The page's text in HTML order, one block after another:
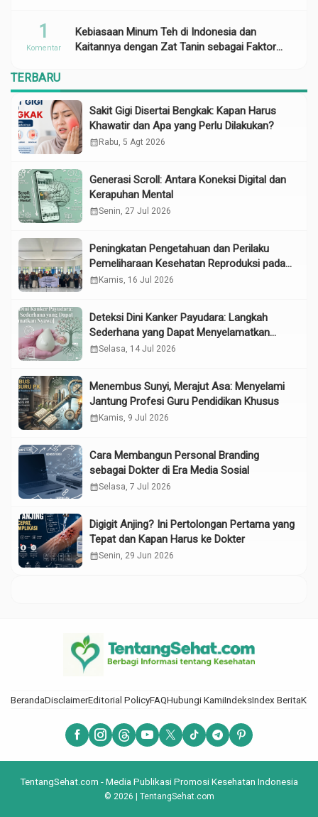
Kebiasaan Minum Teh di Indonesia dan
Kaitannya dengan Zat Tanin sebagai Faktor
1
Komentar
TERBARU
Sakit Gigi Disertai Bengkak: Kapan Harus
Khawatir dan Apa yang Perlu Dilakukan?
calendar_month Rabu, 5 Agt 2026
Generasi Scroll: Antara Koneksi Digital dan
Kerapuhan Mental
calendar_monthSenin, 27 Jul 2026
Peningkatan Pengetahuan dan Perilaku
Pemeliharaan Kesehatan Reproduksi pada
Lansia melalui Edukasi dan Konseling di
calendar_month Kamis, 16 Jul 2026
Deteksi Dini Kanker Payudara: Langkah
Sederhana yang Dapat Menyelamatkan
Nyawa
calendar_monthSelasa, 14 Jul 2026
Menembus Sunyi, Merajut Asa: Menyelami
Jantung Profesi Guru Pendidikan Khusus
calendar_month Kamis, 9 Jul 2026
Cara Membangun Personal Branding
sebagai Dokter di Era Media Sosial
calendar_monthSelasa, 7 Jul 2026
Digigit Anjing? Ini Pertolongan Pertama yang
Tepat dan Kapan Harus ke Dokter
calendar_monthSenin, 29 Jun 2026
BerandaDisclaimerEditorial PolicyFAQHubungi KamiIndeksIndex Berita
TentangSehat.com - Media Publikasi Promosi Kesehatan Indonesia
© 2026 | TentangSehat.com